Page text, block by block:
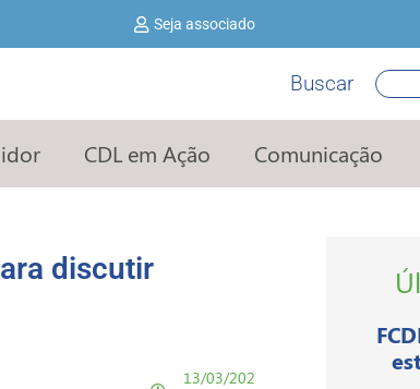
Seja associado
Buscar
CDL em Ação Comunicação
discutir
13/03/202